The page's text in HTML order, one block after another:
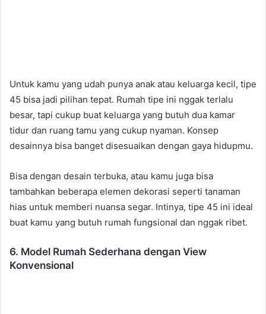
Untuk kamu yang udah punya anak atau keluarga kecil, tipe
45 bisa jadi pilihan tepat. Rumah tipe ini nggak terlalu
besar, tapi cukup buat keluarga yang butuh dua kamar
tidur dan ruang tamu yang cukup nyaman. Konsep
desainnya bisa banget disesuaikan dengan gaya hidupmu.
Bisa dengan desain terbuka, atau kamu juga bisa
tambahkan beberapa elemen dekorasi seperti tanaman
hias untuk memberi nuansa segar. Intinya, tipe 45 ini ideal
buat kamu yang butuh rumah fungsional dan nggak ribet.
6. Model Rumah Sederhana dengan View
Konvensional